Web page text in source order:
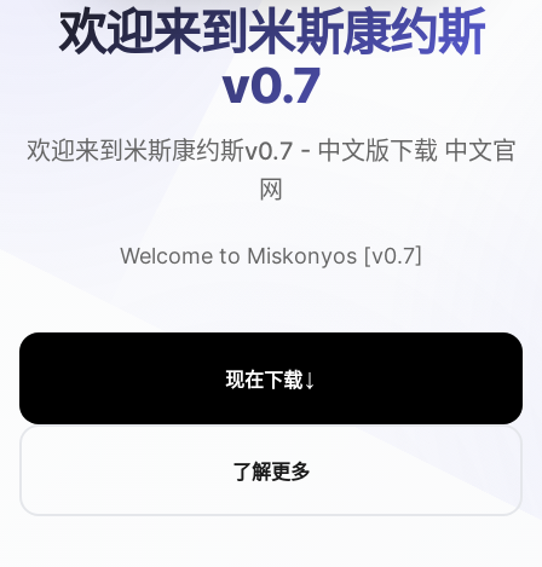
欢迎来到米斯康约斯
v0.7
欢迎来到米斯康约斯v0.7 - 中文版下载 中文官
网
Welcome to Miskonyos [v0.7]
现在下载↓
了解更多